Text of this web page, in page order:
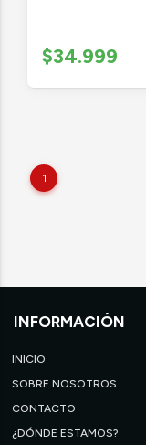
$34.999
1
INFORMACIÓN
INICIO
SOBRE NOSOTROS
CONTACTO
¿DÓNDE ESTAMOS?